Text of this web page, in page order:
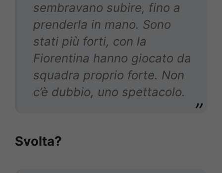
sembravano subire, fino a
prenderla in mano. Sono
stati più forti, con la
Fiorentina hanno giocato da
squadra proprio forte. Non
c’è dubbio, uno spettacolo.
Svolta?